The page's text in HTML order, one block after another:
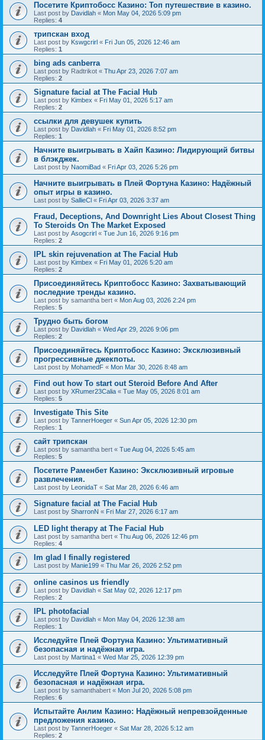
Посетите Криптобосс Казино: Топ путешествие в казино.
Last post by Davidlah « Mon May 04, 2026 5:09 pm
Replies: 4
трипскан вход
Last post by Kswgcrirl « Fri Jun 05, 2026 12:46 am
Replies: 1
bing ads canberra
Last post by Radtrikot « Thu Apr 23, 2026 7:07 am
Replies: 2
Signature facial at The Facial Hub
Last post by Kimbex « Fri May 01, 2026 5:17 am
Replies: 2
ссылки для девушек купить
Last post by Davidlah « Fri May 01, 2026 8:52 pm
Replies: 1
Начните выигрывать в Хайп Казино: Лидирующий битвы
в блэкджек.
Last post by NaomiBad « Fri Apr 03, 2026 5:26 pm
Начните выигрывать в Плей Фортуна Казино: Надёжный
опыт игры в казино.
Last post by SallieCl « Fri Apr 03, 2026 3:37 am
Fraud, Deceptions, And Downright Lies About Closest Thing
To Steroids On The Market Exposed
Last post by Asogcrirl « Tue Jun 16, 2026 9:16 pm
Replies: 2
IPL skin rejuvenation at The Facial Hub
Last post by Kimbex « Fri May 01, 2026 5:20 am
Replies: 2
Присоединяйтесь Криптобосс Казино: Захватывающий
последние тренды казино.
Last post by samantha bert « Mon Aug 03, 2026 2:24 pm
Replies: 5
Трудно быть богом
Last post by Davidlah « Wed Apr 29, 2026 9:06 pm
Replies: 2
Присоединяйтесь Криптобосс Казино: Эксклюзивный
прогрессивные джекпоты.
Last post by MohamedF « Mon Mar 30, 2026 8:48 am
Find out how To start out Steroid Before And After
Last post by XRumer23Calia « Tue May 05, 2026 8:01 am
Replies: 5
Investigate This Site
Last post by TannerHoeger « Sun Apr 05, 2026 12:30 pm
Replies: 1
сайт трипскан
Last post by samantha bert « Tue Aug 04, 2026 5:45 am
Replies: 5
Посетите Раменбет Казино: Эксклюзивный игровые
развлечения.
Last post by LeonidaT « Sat Mar 28, 2026 6:46 am
Signature facial at The Facial Hub
Last post by SharronN « Fri Mar 27, 2026 6:17 am
LED light therapy at The Facial Hub
Last post by samantha bert « Thu Aug 06, 2026 12:46 pm
Replies: 4
Im glad I finally registered
Last post by Manie199 « Thu Mar 26, 2026 2:52 pm
online casinos us friendly
Last post by Davidlah « Sat May 02, 2026 12:17 pm
Replies: 2
IPL photofacial
Last post by Davidlah « Mon May 04, 2026 12:38 am
Replies: 1
Исследуйте Плей Фортуна Казино: Ультимативный
безопасная и надёжная игра.
Last post by Martina1 « Wed Mar 25, 2026 12:39 pm
Исследуйте Плей Фортуна Казино: Ультимативный
безопасная и надёжная игра.
Last post by samanthabert « Mon Jul 20, 2026 5:08 pm
Replies: 6
Испытайте Анлим Казино: Надёжный непревзойденные
предложения казино.
Last post by TannerHoeger « Sat Mar 28, 2026 5:12 am
Replies: 2